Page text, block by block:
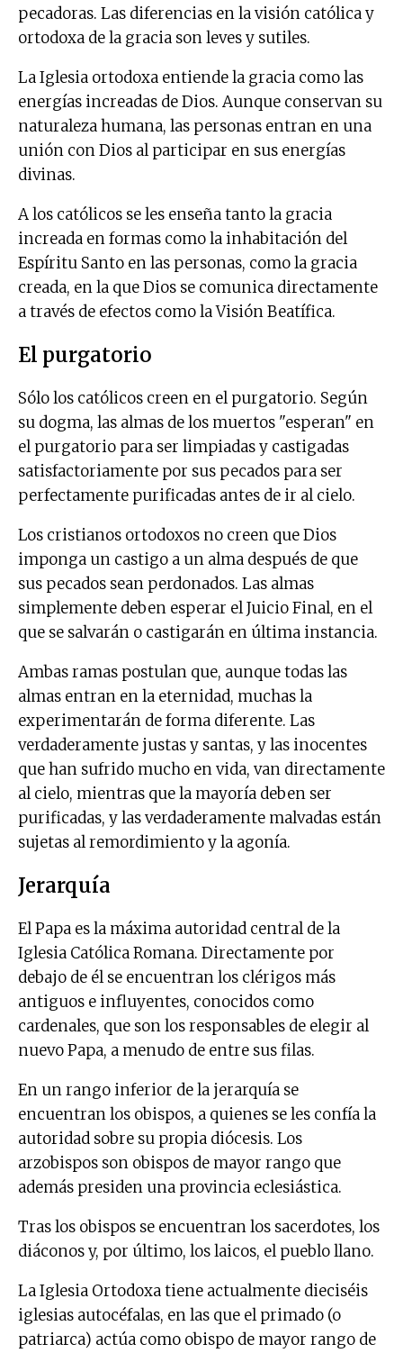
pecadoras. Las diferencias en la visión católica y
ortodoxa de la gracia son leves y sutiles.
La Iglesia ortodoxa entiende la gracia como las
energías increadas de Dios. Aunque conservan su
naturaleza humana, las personas entran en una
unión con Dios al participar en sus energías
divinas.
A los católicos se les enseña tanto la gracia
increada en formas como la inhabitación del
Espíritu Santo en las personas, como la gracia
creada, en la que Dios se comunica directamente
a través de efectos como la Visión Beatífica.
El purgatorio
Sólo los católicos creen en el purgatorio. Según
su dogma, las almas de los muertos "esperan" en
el purgatorio para ser limpiadas y castigadas
satisfactoriamente por sus pecados para ser
perfectamente purificadas antes de ir al cielo.
Los cristianos ortodoxos no creen que Dios
imponga un castigo a un alma después de que
sus pecados sean perdonados. Las almas
simplemente deben esperar el Juicio Final, en el
que se salvarán o castigarán en última instancia.
Ambas ramas postulan que, aunque todas las
almas entran en la eternidad, muchas la
experimentarán de forma diferente. Las
verdaderamente justas y santas, y las inocentes
que han sufrido mucho en vida, van directamente
al cielo, mientras que la mayoría deben ser
purificadas, y las verdaderamente malvadas están
sujetas al remordimiento y la agonía.
Jerarquía
El Papa es la máxima autoridad central de la
Iglesia Católica Romana. Directamente por
debajo de él se encuentran los clérigos más
antiguos e influyentes, conocidos como
cardenales, que son los responsables de elegir al
nuevo Papa, a menudo de entre sus filas.
En un rango inferior de la jerarquía se
encuentran los obispos, a quienes se les confía la
autoridad sobre su propia diócesis. Los
arzobispos son obispos de mayor rango que
además presiden una provincia eclesiástica.
Tras los obispos se encuentran los sacerdotes, los
diáconos y, por último, los laicos, el pueblo llano.
La Iglesia Ortodoxa tiene actualmente dieciséis
iglesias autocéfalas, en las que el primado (o
patriarca) actúa como obispo de mayor rango de